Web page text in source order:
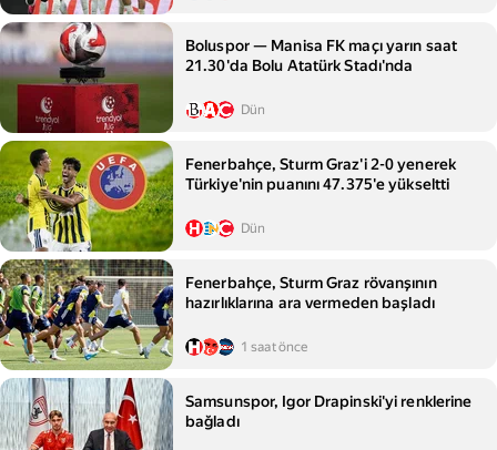
Boluspor — Manisa FK maçı yarın saat
21.30'da Bolu Atatürk Stadı'nda
Dün
Fenerbahçe, Sturm Graz'i 2-0 yenerek
Türkiye'nin puanını 47.375'e yükseltti
Dün
Fenerbahçe, Sturm Graz rövanşının
hazırlıklarına ara vermeden başladı
1 saat önce
Samsunspor, Igor Drapinski'yi renklerine
bağladı